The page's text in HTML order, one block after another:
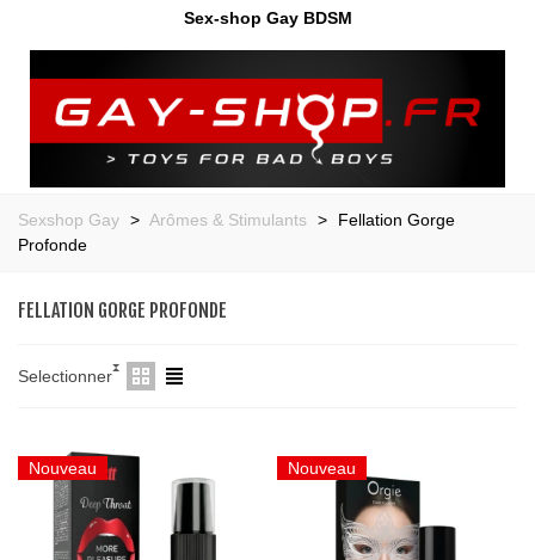
Sex-shop Gay BDSM
Sexshop Gay > Arômes & Stimulants >
Fellation Gorge
Profonde
FELLATION GORGE PROFONDE
Selectionner
Nouveau Nouveau